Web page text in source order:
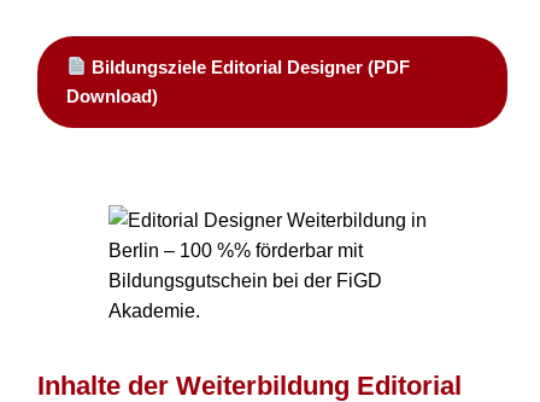
Bildungsziele Editorial Designer (PDF
Download)
Inhalte der Weiterbildung Editorial